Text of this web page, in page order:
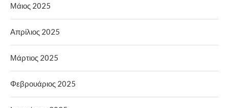
Μάιος 2025
Απρίλιος 2025
Μάρτιος 2025
Φεβρουάριος 2025